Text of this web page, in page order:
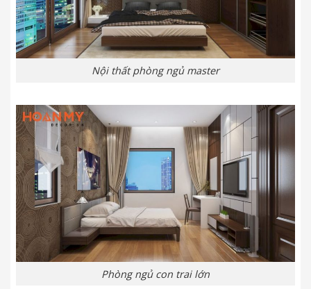
Nội thất phòng ngủ master
Phòng ngủ con trai lớn